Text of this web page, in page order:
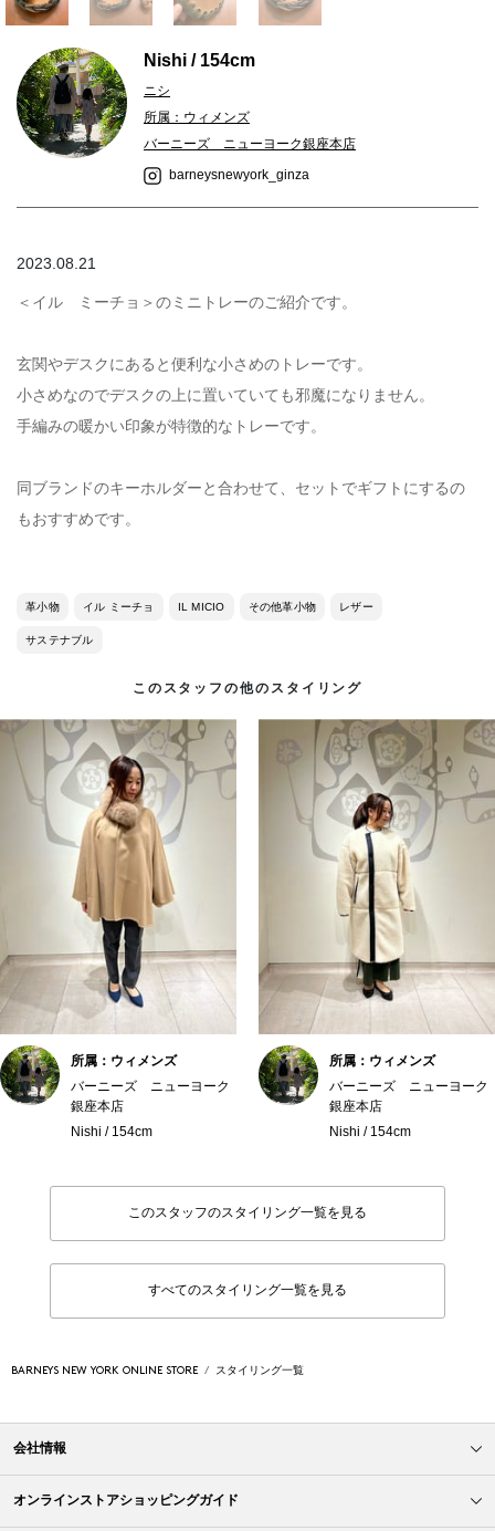
Nishi / 154cm
ニシ
所属：ウィメンズ
バーニーズ ニューヨーク銀座本店
barneysnewyork_ginza
2023.08.21
＜イル ミーチョ＞のミニトレーのご紹介です。
玄関やデスクにあると便利な小さめのトレーです。
小さめなのでデスクの上に置いていても邪魔になりません。
手編みの暖かい印象が特徴的なトレーです。
同ブランドのキーホルダーと合わせて、セットでギフトにするの
もおすすめです。
革小物 イル ミーチョ IL MICIO その他革小物 レザー
サステナブル
このスタッフの他のスタイリング
所属：ウィメンズ
バーニーズ ニューヨーク
銀座本店
Nishi / 154cm
所属：ウィメンズ
バーニーズ ニューヨーク
銀座本店
Nishi / 154cm
このスタッフのスタイリング一覧を見る
すべてのスタイリング一覧を見る
BARNEYS NEW YORK ONLINE STORE スタイリング一覧
会社情報
オンラインストアショッピングガイド